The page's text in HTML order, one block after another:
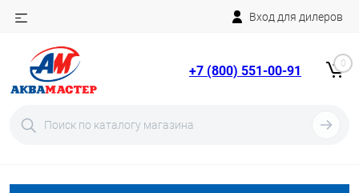
Вход для дилеров
+7 (800) 551-00-91 0